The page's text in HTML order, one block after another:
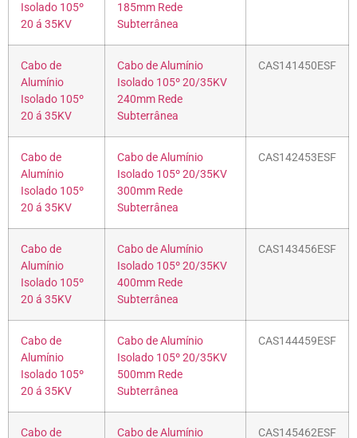
Isolado 105º
20 á 35KV
185mm Rede
Subterrânea
Cabo de
Alumínio
Isolado 105º
20 á 35KV
Cabo de Alumínio
Isolado 105º 20/35KV
240mm Rede
Subterrânea
CAS141450ESF
Cabo de
Alumínio
Isolado 105º
20 á 35KV
Cabo de Alumínio
Isolado 105º 20/35KV
300mm Rede
Subterrânea
CAS142453ESF
Cabo de
Alumínio
Isolado 105º
20 á 35KV
Cabo de Alumínio
Isolado 105º 20/35KV
400mm Rede
Subterrânea
CAS143456ESF
Cabo de
Alumínio
Isolado 105º
20 á 35KV
Cabo de Alumínio
Isolado 105º 20/35KV
500mm Rede
Subterrânea
CAS144459ESF
Cabo de Cabo de Alumínio CAS145462ESF